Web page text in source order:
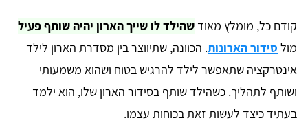
קודם כל, מומלץ מאוד שהילד לו שייך הארון יהיה שותף פעיל
מול סידור הארונות. הכוונה, שתיווצר בין מסדרת הארון לילד
אינטרקציה שתאפשר לילד להרגיש בטוח ושהוא משמעותי
ושותף לתהליך. כשהילד שותף בסידור הארון שלו, הוא ילמד
בעתיד כיצד לעשות זאת בכוחות עצמו.